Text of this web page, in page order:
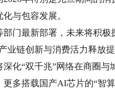
与包容发展。
门最新部署，未来将积极
业链创新与消费活力释放提
“双千兆”网络在商圈与
多搭载国产AI芯片的“智